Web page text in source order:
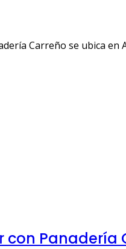
Carreño se ubica en
Panadería